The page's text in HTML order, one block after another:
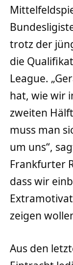
trotz der
die
League.
hat, wie wir
zweiten
muss man
um uns“,
Frankfurter
dass wir
zeigen
Aus den